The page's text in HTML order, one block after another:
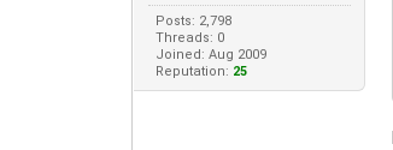
Posts: 2,798
Threads: 0
Joined: Aug 2009
Reputation: 25